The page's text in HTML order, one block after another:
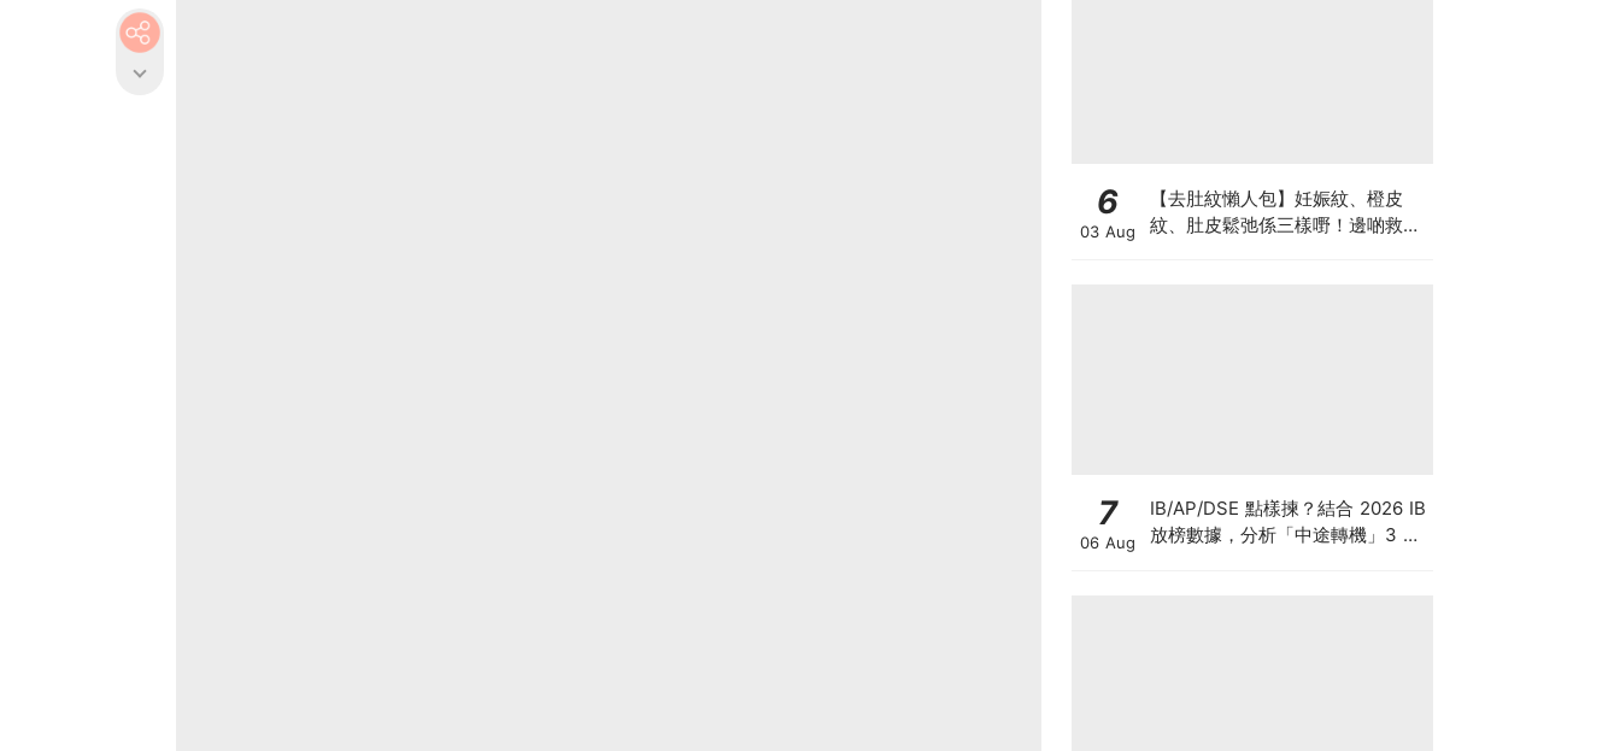
6
03 Aug
【去肚紋懶人包】妊娠紋、橙皮
紋、肚皮鬆弛係三樣嘢！邊啲救得
7
06 Aug
IB/AP/DSE 點樣揀？結合 2026 IB
放榜數據，分析「中途轉機」3 大